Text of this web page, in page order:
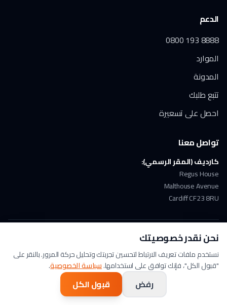
نحن نقدر خصوصيتك
نستخدم ملفات تعريف الارتباط لتحسين تجربتك وتحليل حركة المرور. بالنقر على
"قبول الكل"، فإنك توافق على استخدامها.سياسة الخصوصية.
رفض قبول الكل
الدعم
0800 193 8888
الموارد
المدونة
تتبع طلبك
احصل على تسعيرة
تواصل معنا
كارديف (المقر الرسمي):
Regus House
Malthouse Avenue
Cardiff CF23 8RU
ملتزمون بـ GDPR
© 2026 Arabic Translation UK. جميع الحقوق محفوظة. | A Lingo Service
سياسة الخصوصية الشروط والأحكام
تابعنا على LinkedInتابعنا على Xشاهدنا على YouTube